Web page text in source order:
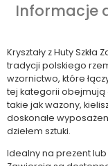
Informacje
Kryształy z Huty
tradycji polskiego
wzornictwo, które
tej kategorii obejmują
takie jak wazony,
doskonałe
dziełem sztuki.
Idealny na prezent lub